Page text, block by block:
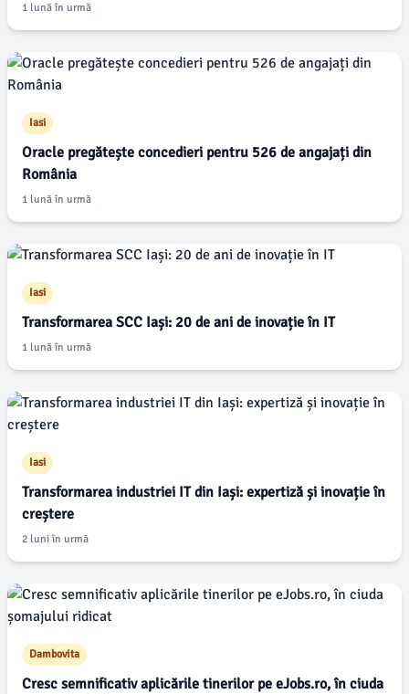
1 lună în urmă
Iasi
Oracle pregătește concedieri pentru 526 de angajați din
România
1 lună în urmă
Iasi
Transformarea SCC Iași: 20 de ani de inovație în IT
1 lună în urmă
Iasi
Transformarea industriei IT din Iași: expertiză și inovație în
creștere
2 luni în urmă
Dambovita
Cresc semnificativ aplicările tinerilor pe eJobs.ro, în ciuda